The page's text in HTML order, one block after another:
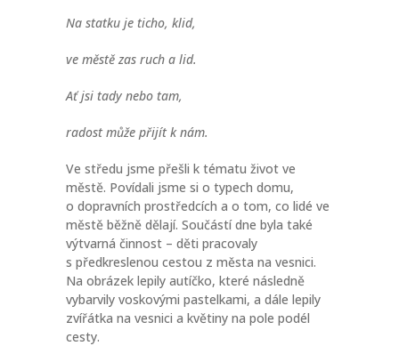
Na statku je ticho, klid,
ve městě zas ruch a lid.
Ať jsi tady nebo tam,
radost může přijít k nám.
Ve středu jsme přešli k tématu život ve
městě. Povídali jsme si o typech domu,
o dopravních prostředcích a o tom, co lidé ve
městě běžně dělají. Součástí dne byla také
výtvarná činnost – děti pracovaly
s předkreslenou cestou z města na vesnici.
Na obrázek lepily autíčko, které následně
vybarvily voskovými pastelkami, a dále lepily
zvířátka na vesnici a květiny na pole podél
cesty.